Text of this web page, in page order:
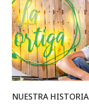
NUESTRA HISTORIA